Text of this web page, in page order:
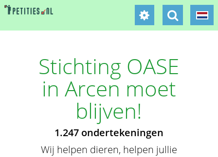
Stichting OASE
in Arcen moet
blijven!
1.247 ondertekeningen
Wij helpen dieren, helpen jullie